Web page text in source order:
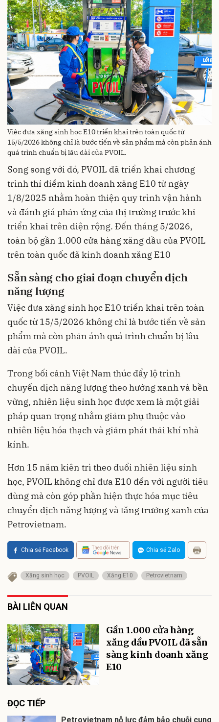
Việc đưa xăng sinh học E10 triển khai trên toàn quốc từ
15/5/2026 không chỉ là bước tiến về sản phẩm mà còn phản ánh
quá trình chuẩn bị lâu dài của PVOIL.
Song song với đó, PVOIL đã triển khai chương
trình thí điểm kinh doanh xăng E10 từ ngày
1/8/2025 nhằm hoàn thiện quy trình vận hành
và đánh giá phản ứng của thị trường trước khi
triển khai trên diện rộng. Đến tháng 5/2026,
toàn bộ gần 1.000 cửa hàng xăng dầu của PVOIL
trên toàn quốc đã kinh doanh xăng E10
Sẵn sàng cho giai đoạn chuyển dịch
năng lượng
Việc đưa xăng sinh học E10 triển khai trên toàn
quốc từ 15/5/2026 không chỉ là bước tiến về sản
phẩm mà còn phản ánh quá trình chuẩn bị lâu
dài của PVOIL.
Trong bối cảnh Việt Nam thúc đẩy lộ trình
chuyển dịch năng lượng theo hướng xanh và bền
vững, nhiên liệu sinh học được xem là một giải
pháp quan trọng nhằm giảm phụ thuộc vào
nhiên liệu hóa thạch và giảm phát thải khí nhà
kính.
Hơn 15 năm kiên trì theo đuổi nhiên liệu sinh
học, PVOIL không chỉ đưa E10 đến với người tiêu
dùng mà còn góp phần hiện thực hóa mục tiêu
chuyển dịch năng lượng và tăng trưởng xanh của
Petrovietnam.
Chia sẻ Facebook Theo dõi trên Chia sẻ Zalo
Xăng sinh học PVOIL Xăng E10 Petrovietnam
BÀI LIÊN QUAN
Gần 1.000 cửa hàng
xăng dầu PVOIL đã sẵn
sàng kinh doanh xăng
E10
ĐỌC TIẾP
Petrovietnam nỗ lực đảm bảo chuỗi cung